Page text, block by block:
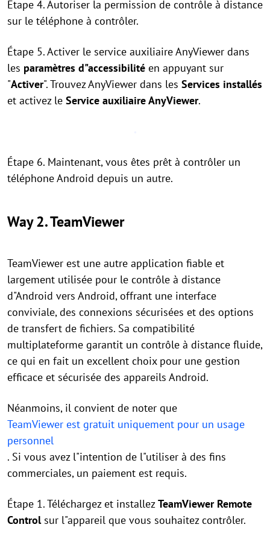
Étape 4. Autoriser la permission de contrôle à distance
sur le téléphone à contrôler.
Étape 5. Activer le service auxiliaire AnyViewer dans
les paramètres d"accessibilité en appuyant sur
"Activer". Trouvez AnyViewer dans les Services installés
et activez le Service auxiliaire AnyViewer.
Étape 6. Maintenant, vous êtes prêt à contrôler un
téléphone Android depuis un autre.
Way 2. TeamViewer
TeamViewer est une autre application fiable et
largement utilisée pour le contrôle à distance
d"Android vers Android, offrant une interface
conviviale, des connexions sécurisées et des options
de transfert de fichiers. Sa compatibilité
multiplateforme garantit un contrôle à distance fluide,
ce qui en fait un excellent choix pour une gestion
efficace et sécurisée des appareils Android.
Néanmoins, il convient de noter que
TeamViewer est gratuit uniquement pour un usage
personnel
. Si vous avez l"intention de l"utiliser à des fins
commerciales, un paiement est requis.
Étape 1. Téléchargez et installezTeamViewer Remote
Controlsur l"appareil que vous souhaitez contrôler.